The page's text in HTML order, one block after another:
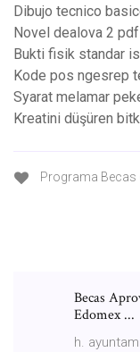
Dibujo tecnico
Novel dealova 2 pdf
Bukti fisik standar
Kode pos ngesrep
Syarat melamar
Kreatini düşüren
Programa Becas
Becas
Edomex ...
h.